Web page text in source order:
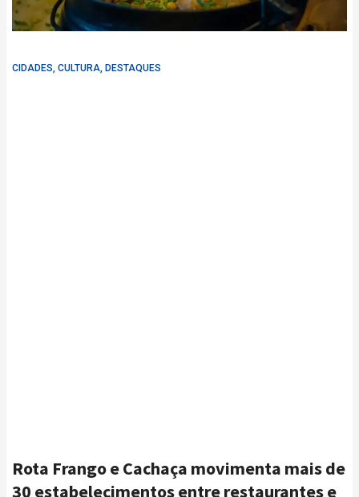
CIDADES, CULTURA, DESTAQUES
Rota Frango e Cachaça movimenta mais de
30 estabelecimentos entre restaurantes e